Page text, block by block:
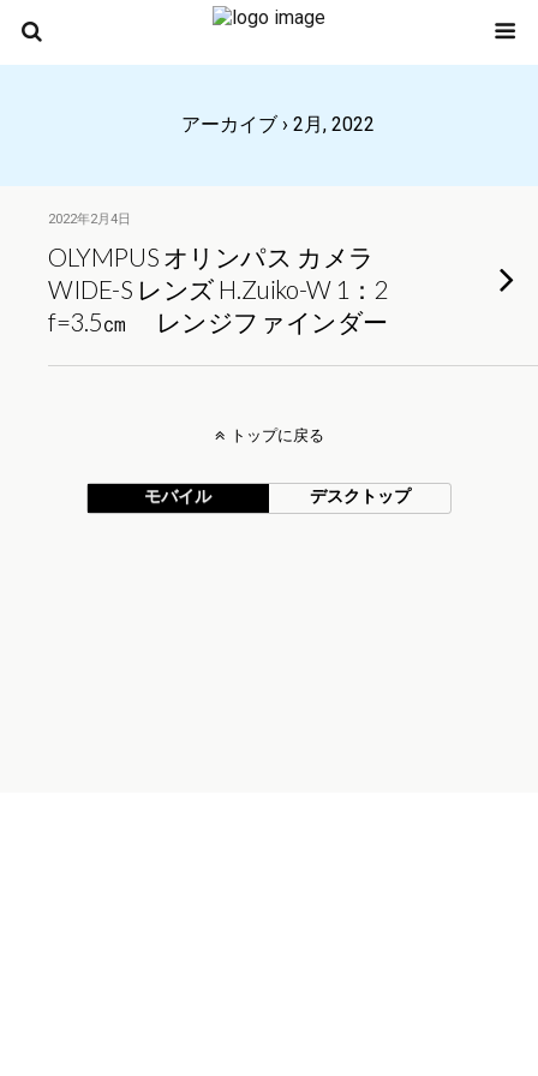
アーカイブ › 2月, 2022
2022年2月4日
OLYMPUS オリンパス カメラ
WIDE-S レンズ H.Zuiko-W 1：2
f=3.5㎝ レンジファインダー
トップに戻る
モバイル デスクトップ